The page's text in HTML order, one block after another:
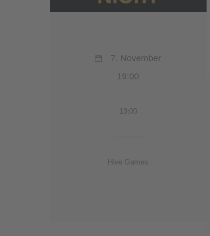
7. November
19:00
19:00
Hive Games